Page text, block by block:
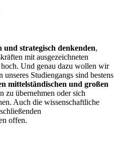
und strategisch denkenden,
mit ausgezeichneten
Und genau dazu wollen wir
Studiengangs sind bestens
mittelständischen und großen
zu übernehmen oder sich
Auch die wissenschaftliche
offen.